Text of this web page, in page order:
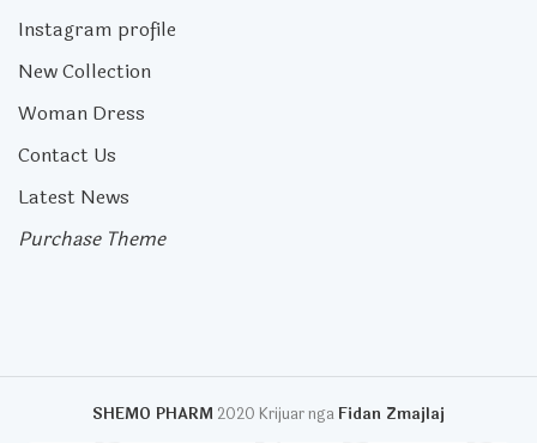
Instagram profile
New Collection
Woman Dress
Contact Us
Latest News
Purchase Theme
SHEMO PHARM 2020 Krijuar ngaFidan Zmajlaj